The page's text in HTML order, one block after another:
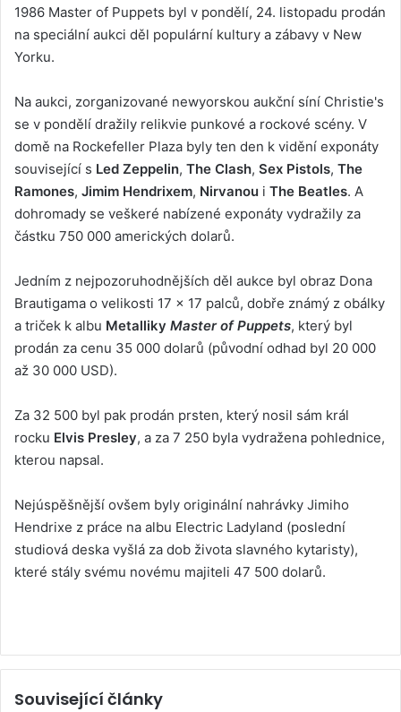
1986 Master of Puppets byl v pondělí, 24. listopadu prodán
na speciální aukci děl populární kultury a zábavy v New
Yorku.
Na aukci, zorganizované newyorskou aukční síní Christie's
se v pondělí dražily relikvie punkové a rockové scény. V
domě na Rockefeller Plaza byly ten den k vidění exponáty
související s Led Zeppelin, The Clash, Sex Pistols, The
Ramones, Jimim Hendrixem, Nirvanou i The Beatles. A
dohromady se veškeré nabízené exponáty vydražily za
částku 750 000 amerických dolarů.
Jedním z nejpozoruhodnějších děl aukce byl obraz Dona
Brautigama o velikosti 17 x 17 palců, dobře známý z obálky
a triček k albu Metalliky Master of Puppets, který byl
prodán za cenu 35 000 dolarů (původní odhad byl 20 000
až 30 000 USD).
Za 32 500 byl pak prodán prsten, který nosil sám král
rocku Elvis Presley, a za 7 250 byla vydražena pohlednice,
kterou napsal.
Nejúspěšnější ovšem byly originální nahrávky Jimiho
Hendrixe z práce na albu Electric Ladyland (poslední
studiová deska vyšlá za dob života slavného kytaristy),
které stály svému novému majiteli 47 500 dolarů.
Související články